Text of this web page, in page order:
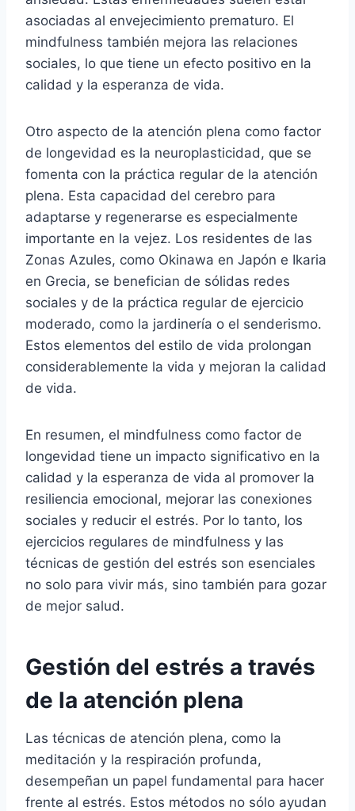
asociadas al envejecimiento prematuro. El
mindfulness también mejora las relaciones
sociales, lo que tiene un efecto positivo en la
calidad y la esperanza de vida.
Otro aspecto de la atención plena como factor
de longevidad es la neuroplasticidad, que se
fomenta con la práctica regular de la atención
plena. Esta capacidad del cerebro para
adaptarse y regenerarse es especialmente
importante en la vejez. Los residentes de las
Zonas Azules, como Okinawa en Japón e Ikaria
en Grecia, se benefician de sólidas redes
sociales y de la práctica regular de ejercicio
moderado, como la jardinería o el senderismo.
Estos elementos del estilo de vida prolongan
considerablemente la vida y mejoran la calidad
de vida.
En resumen, el mindfulness como factor de
longevidad tiene un impacto significativo en la
calidad y la esperanza de vida al promover la
resiliencia emocional, mejorar las conexiones
sociales y reducir el estrés. Por lo tanto, los
ejercicios regulares de mindfulness y las
técnicas de gestión del estrés son esenciales
no solo para vivir más, sino también para gozar
de mejor salud.
Gestión del estrés a través
de la atención plena
Las técnicas de atención plena, como la
meditación y la respiración profunda,
desempeñan un papel fundamental para hacer
frente al estrés. Estos métodos no sólo ayudan